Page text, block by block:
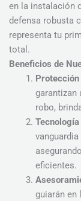
en la instalación
defensa robusta
representa tu
total.
Beneficios de
Protección
garantizan
robo,
eficientes.
guiarán en